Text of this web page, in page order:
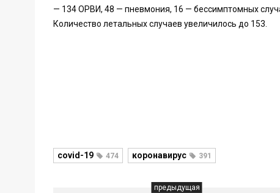
— 134 ОРВИ, 48 — пневмония, 16 — бессимптомных
Количество летальных случаев увеличилось до 153.
covid-19 474 коронавирус 391
предыдущая